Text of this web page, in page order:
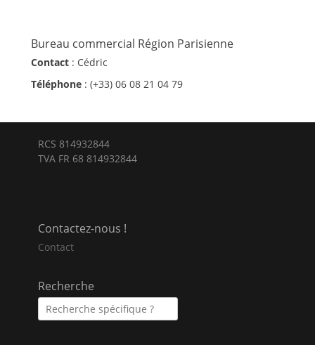
Bureau commercial Région Parisienne
Contact : Cédric
Téléphone : (+33) 06 08 21 04 79
RCS 814932844
TVA FR 68 814932844
Contactez-nous !
Contact
Recherche